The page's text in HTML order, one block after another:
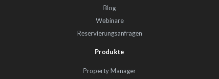
Blog
Webinare
Reservierungsanfragen
Produkte
Property Manager